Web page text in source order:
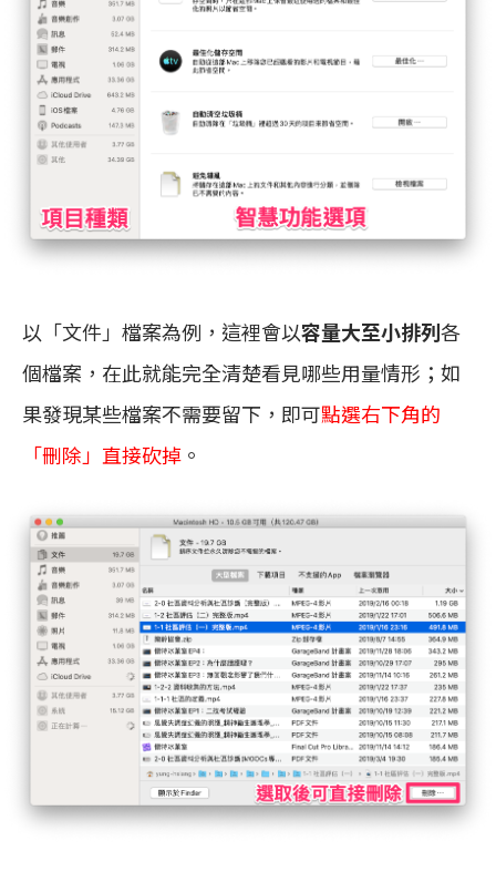
以「文件」檔案為例，這裡會以容量大至小排列各
個檔案，在此就能完全清楚看見哪些用量情形；如
果發現某些檔案不需要留下，即可點選右下角的
「刪除」直接砍掉 。